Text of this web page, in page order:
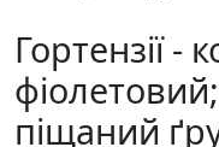
Гортензії -
піщаний